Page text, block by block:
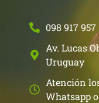
098 917 957
Av. Lucas
Uruguay
Atención
Whatsapp